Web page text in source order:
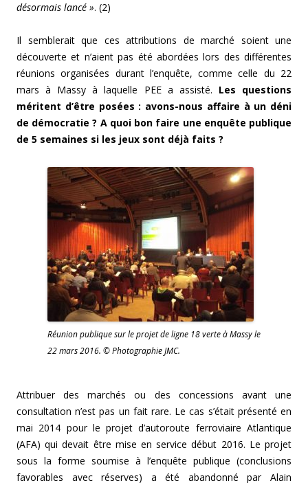
désormais lancé ». (2)
Il semblerait que ces attributions de marché soient une
découverte et n’aient pas été abordées lors des différentes
réunions organisées durant l’enquête, comme celle du 22
mars à Massy à laquelle PEE a assisté. Les questions
méritent d’être posées : avons-nous affaire à un déni
de démocratie ? A quoi bon faire une enquête publique
de 5 semaines si les jeux sont déjà faits ?
Réunion publique sur le projet de ligne 18 verte à Massy le
22 mars 2016. © Photographie JMC.
Attribuer des marchés ou des concessions avant une
consultation n’est pas un fait rare. Le cas s’était présenté en
mai 2014 pour le projet d’autoroute ferroviaire Atlantique
(AFA) qui devait être mise en service début 2016. Le projet
sous la forme soumise à l’enquête publique (conclusions
favorables avec réserves) a été abandonné par Alain